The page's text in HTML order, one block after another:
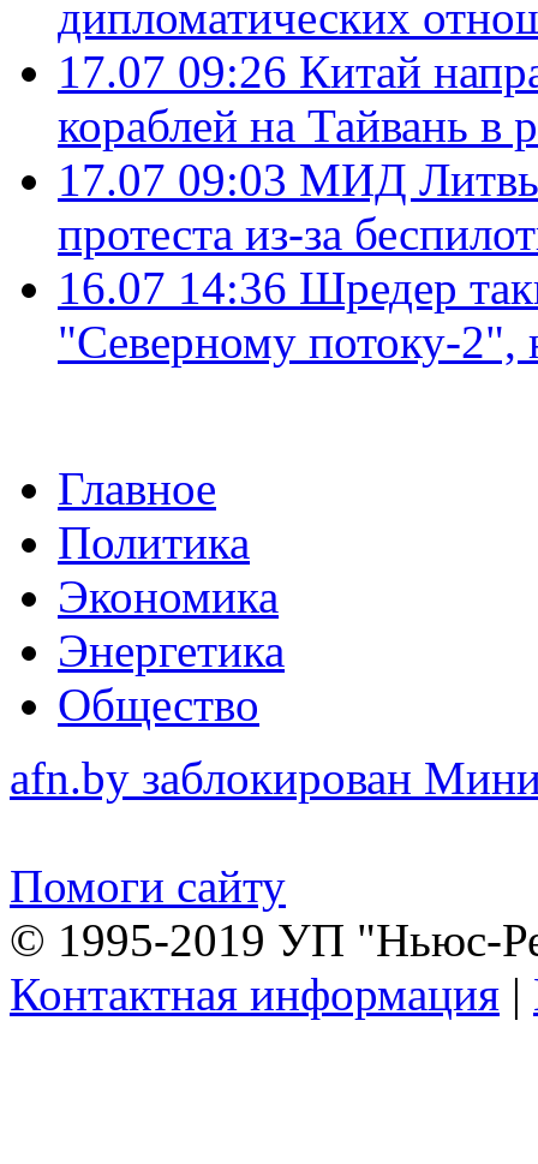
дипломатических
17.07 09:26 Китай
кораблей на Тайвань в
17.07 09:03 МИД Литвы
протеста из-за
16.07 14:36 Шредер
"Северному потоку-2",
Главное
Политика
Экономика
Энергетика
Общество
afn.by заблокирован
Помоги сайту
© 1995-2019 УП "Ньюс-
Контактная информация |